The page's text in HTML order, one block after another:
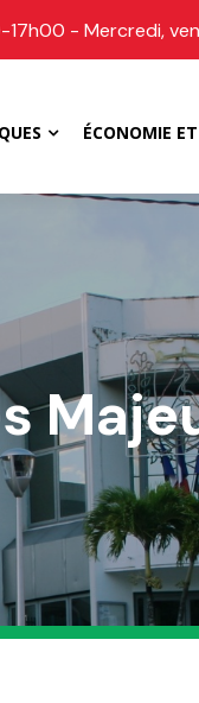
- Mercredi,
ÉCONOMIE